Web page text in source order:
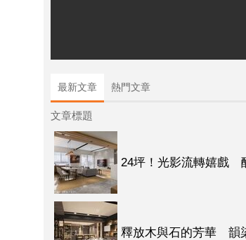
最新文章 熱門文章
文章標題
24坪！光影流轉嬉戲
釋放木與石的芳華 韻